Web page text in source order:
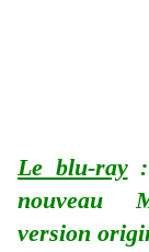
Le blu-ray:
nouveau
version